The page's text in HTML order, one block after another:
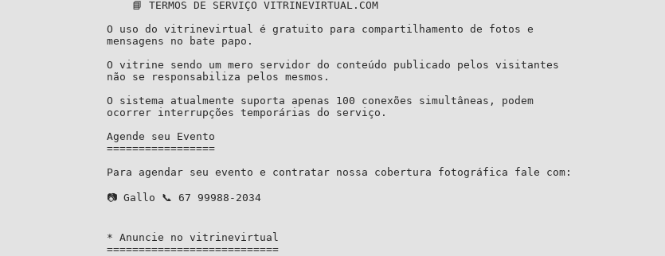
O uso do vitrinevirtual é gratuito para compartilhamento de fotos e
mensagens no bate papo.
O vitrine sendo um mero servidor do conteúdo publicado pelos visitantes
não se responsabiliza pelos mesmos.
O sistema atualmente suporta apenas 100 conexões simultâneas, podem
ocorrer interrupções temporárias do serviço.
Agende seu Evento
=================
Para agendar seu evento e contratar nossa cobertura fotográfica fale com:
📷 Gallo 📞 67 99988-2034
* Anuncie no vitrinevirtual
===========================